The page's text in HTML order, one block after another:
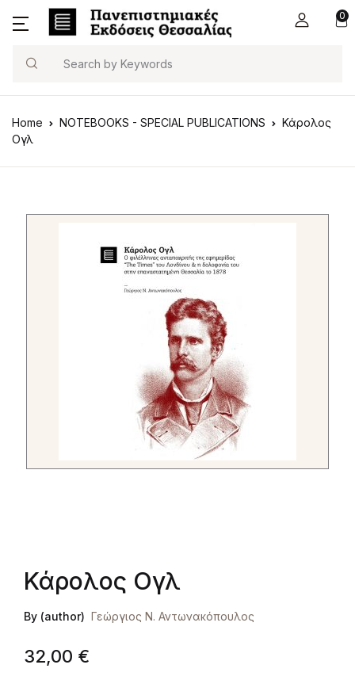
0
Search
Home NOTEBOOKS - SPECIAL PUBLICATIONS
Κάρολος
Ογλ
Κάρολος Ογλ
By (author) Γεώργιος Ν. Αντωνακόπουλος
32,00 €